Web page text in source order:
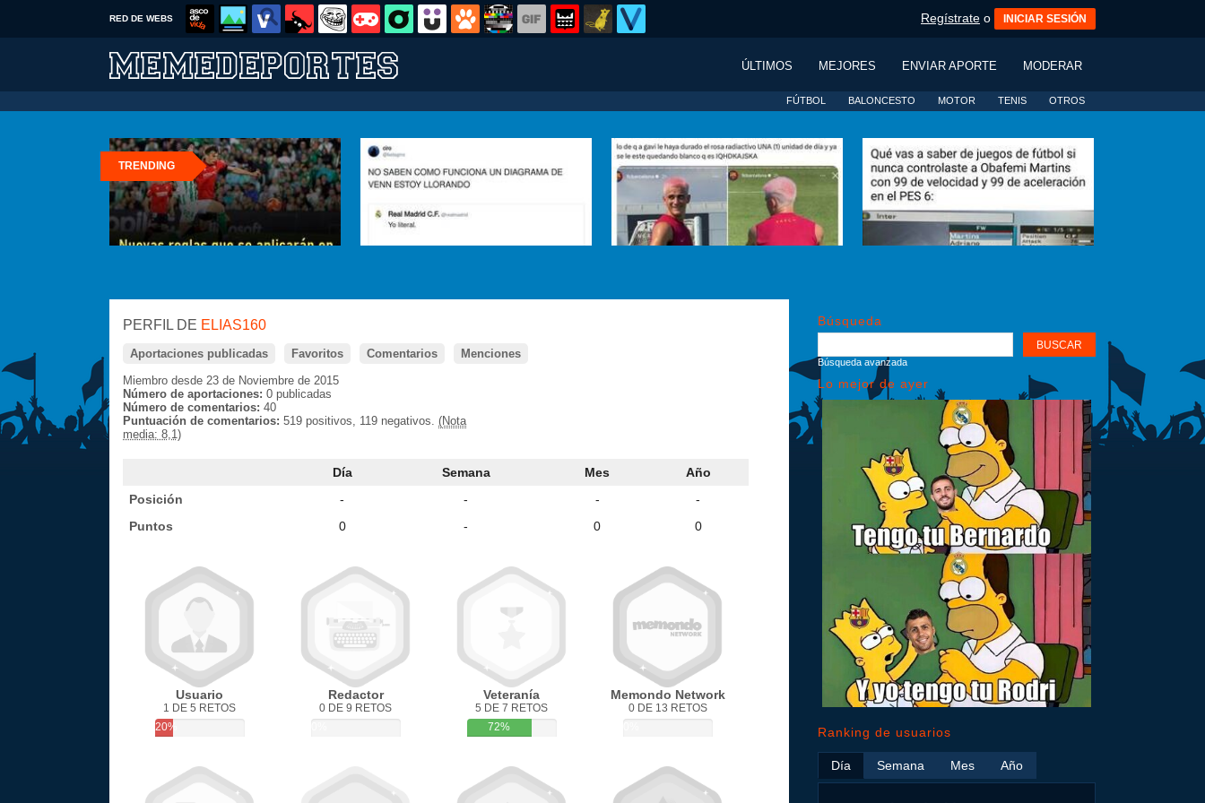
RED DE WEBS Regístrate o INICIAR SESIÓN
ÚLTIMOS MEJORES ENVIAR APORTE MODERAR
FÚTBOL BALONCESTO MOTOR TENIS OTROS
TRENDING
PERFIL DE ELIAS160
Aportaciones publicadas Favoritos Comentarios
Menciones
Miembro desde 23 de Noviembre de 2015
Número de aportaciones: 0 publicadas
Número de comentarios: 40
Puntuación de comentarios: 519 positivos, 119 negativos. (Nota
media: 8,1)
Día Semana Mes
Año
Posición
- - -
-
Puntos
0 - 0 0
Usuario
1 DE 5 RETOS
20%
Redactor
0 DE 9 RETOS
Veteranía
5 DE 7 RETOS
72%
Memondo Network
0 DE 13 RETOS
Búsqueda
Búsqueda avanzada
Lo mejor de ayer
Ranking de usuarios
Día Semana Mes Año